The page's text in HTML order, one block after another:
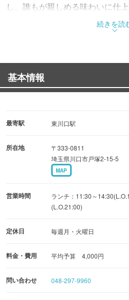
し、誰もが親しめる味わいに仕
に満ちた大ぶりの本マグロなど
材に魅了される。家族や友人ら
続きを読
基本情報
最寄駅 東川口駅
所在地
〒333-0811
埼玉県川口市戸塚2-15-5
MAP
営業時間
ランチ：11:30～
(L.O.21:00)
定休日 毎週月・火曜日
料金・費用 平均予算 4,000円
問い合わせ 048-297-9960